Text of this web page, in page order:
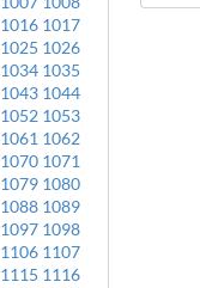
1016 1017
1025 1026
1034 1035
1043 1044
1052 1053
1061 1062
1070 1071
1079 1080
1088 1089
1097 1098
1106 1107
1115 1116